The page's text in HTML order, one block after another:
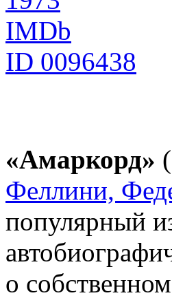
IMDb
ID 0096438
«Амаркорд»
Феллини,
популярный
о